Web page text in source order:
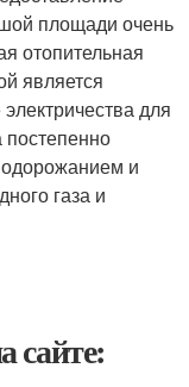
площади очень
отопительная
является
для
и
газа и
сайте: